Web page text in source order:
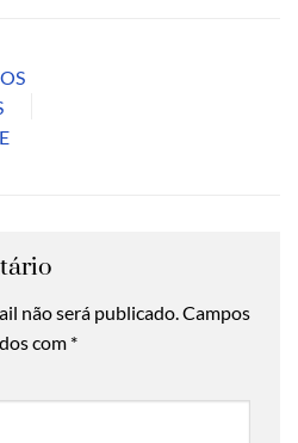
não será publicado. Campos
com *